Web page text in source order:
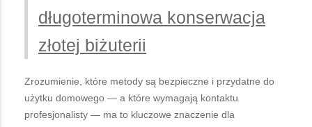
długoterminowa konserwacja
złotej biżuterii
Zrozumienie, które metody są bezpieczne i przydatne do
użytku domowego — a które wymagają kontaktu
profesjonalisty — ma to kluczowe znaczenie dla